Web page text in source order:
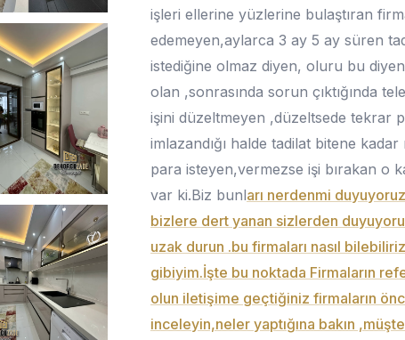
işleri ellerine yüzlerine bulaştıran
edemeyen,aylarca 3 ay 5 ay süren
istediğine olmaz diyen, oluru bu
olan ,sonrasında sorun çıktığında
işini düzeltmeyen ,düzeltsede tekrar
imlazandığı halde tadilat bitene
para isteyen,vermezse işi bırakan o
var ki.Biz bunları nerdenmi
bizlere dert yanan sizlerden
uzak durun .bu firmaları nasıl
gibiyim.İşte bu noktada Firmaların
olun iletişime geçtiğiniz firmaların
inceleyin,neler yaptığına bakın